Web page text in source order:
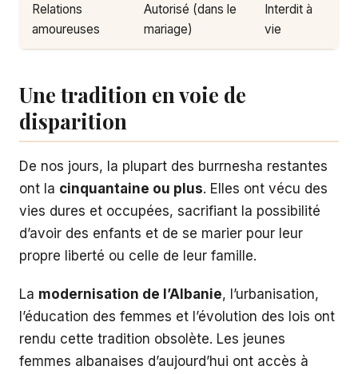
Relations
amoureuses
Autorisé (dans le
mariage)
Interdit à
vie
Une tradition en voie de
disparition
De nos jours, la plupart des burrnesha restantes
ont la cinquantaine ou plus. Elles ont vécu des
vies dures et occupées, sacrifiant la possibilité
d’avoir des enfants et de se marier pour leur
propre liberté ou celle de leur famille.
La modernisation de l’Albanie, l’urbanisation,
l’éducation des femmes et l’évolution des lois ont
rendu cette tradition obsolète. Les jeunes
femmes albanaises d’aujourd’hui ont accès à